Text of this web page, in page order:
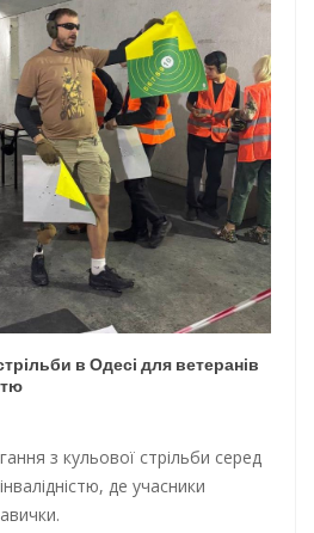
в Одесі для ветеранів
з кульової стрільби серед
де учасники